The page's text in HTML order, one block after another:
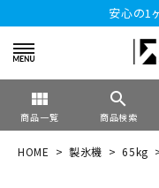
安心の1
view_module
商品一覧
search
商品検索
HOME 製氷機 65kg